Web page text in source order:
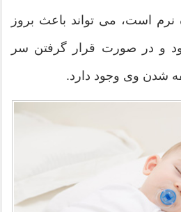
نرم است، می تواند باعث بروز
و در صورت قرار گرفتن سر
شدن وی وجود دارد.